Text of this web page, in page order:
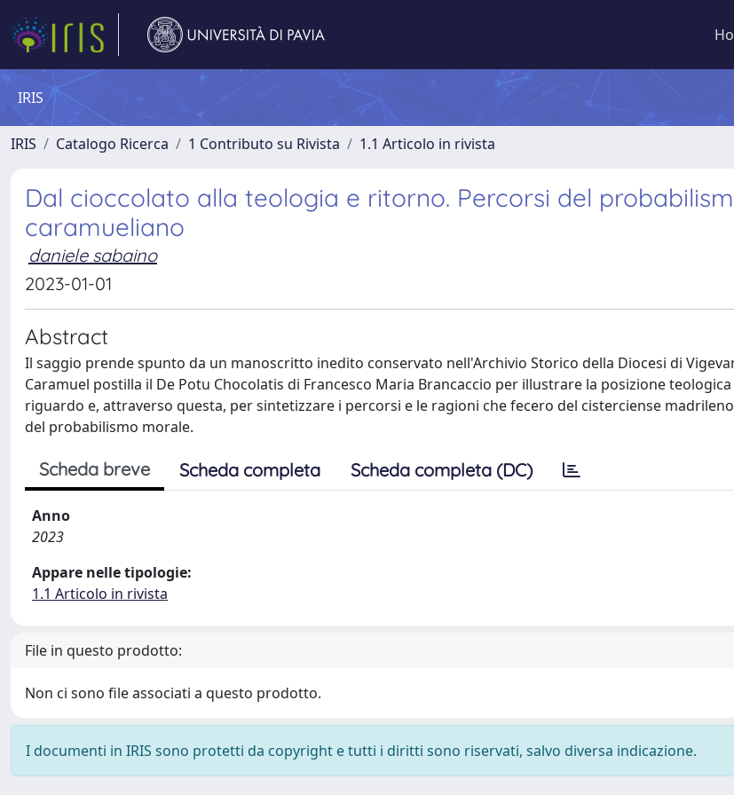
IRIS
IRIS Catalogo Ricerca 1 Contributo su Rivista 1.1 Articolo in rivista
Dal cioccolato alla teologia e ritorno. Percorsi del
caramueliano
daniele sabaino
2023-01-01
Abstract
Il saggio prende spunto da un manoscritto inedito conservato nell'Archivio Storico della Diocesi di
Caramuel postilla il De Potu Chocolatis di Francesco Maria Brancaccio per illustrare la posizione
riguardo e, attraverso questa, per sintetizzare i percorsi e le ragioni che fecero del cisterciense
del probabilismo morale.
Scheda breve Scheda completa Scheda completa (DC)
Anno
2023
Appare nelle tipologie:
1.1 Articolo in rivista
File in questo prodotto:
Non ci sono file associati a questo prodotto.
I documenti in IRIS sono protetti da copyright e tutti i diritti sono riservati, salvo diversa indicazione.